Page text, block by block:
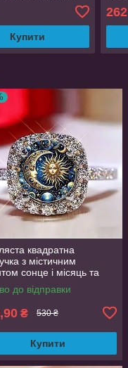
Купити
квадратна
з містичним
сонце і місяць та
19 розмір
до відправки
₴ 530 ₴
Купити